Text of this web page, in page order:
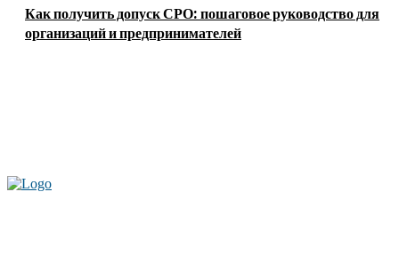
Как получить допуск СРО: пошаговое руководство для
организаций и предпринимателей